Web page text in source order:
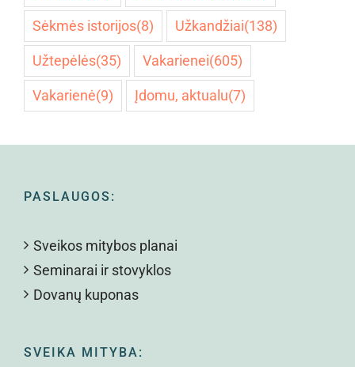
Sėkmės istorijos(8) Užkandžiai(138)
Užtepėlės(35) Vakarienei(605)
Vakarienė(9) Įdomu, aktualu(7)
PASLAUGOS:
Sveikos mitybos planai
Seminarai ir stovyklos
Dovanų kuponas
SVEIKA MITYBA: